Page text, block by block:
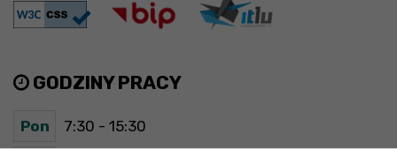
GODZINY PRACY
Pon 7:30 - 15:30